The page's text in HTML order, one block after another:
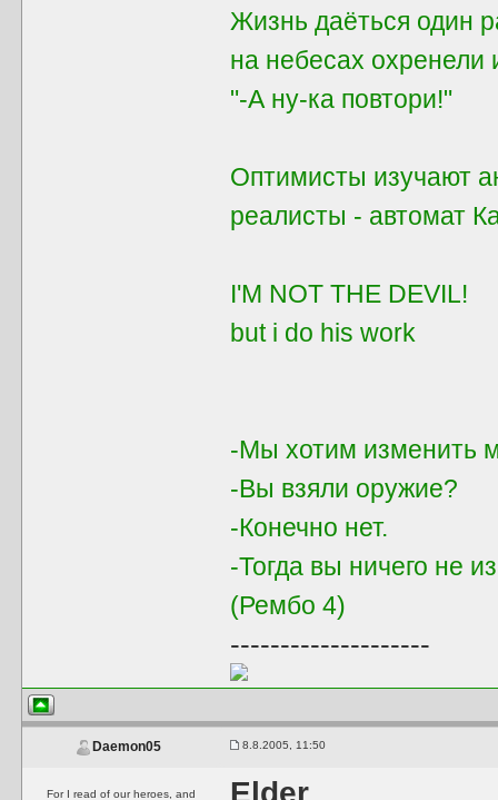
Жизнь даёться один
на небесах охренели
"-А ну-ка повтори!"
Оптимисты изучают
реалисты - автомат
I'M NOT THE DEVIL!
but i do his work
-Мы хотим изменить
-Вы взяли оружие?
-Конечно нет.
-Тогда вы ничего не
(Рембо 4)
--------------------
Daemon05 8.8.2005, 11:50
For I read of our heroes, and Elder